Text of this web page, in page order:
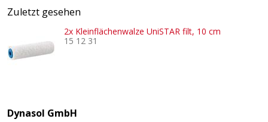
Zuletzt gesehen
2x Kleinflächenwalze UniSTAR filt, 10 cm
15 12 31
Dynasol GmbH